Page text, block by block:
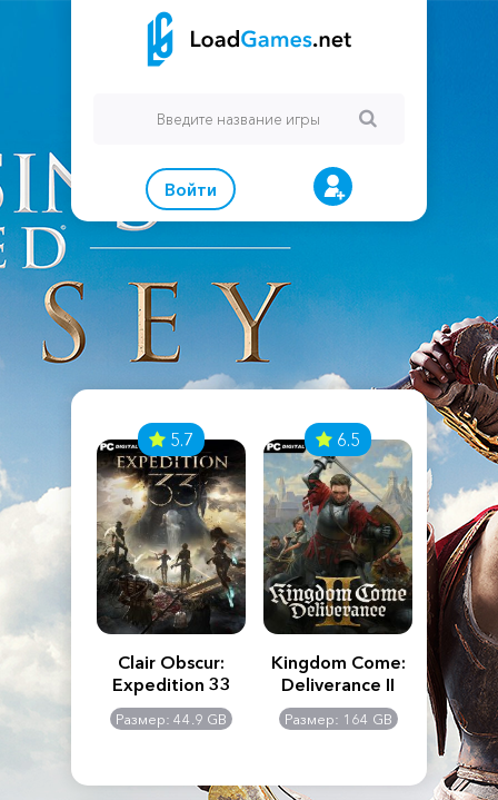
Войти
Creed
5.7
Clair Obscur:
Expedition 33
Размер: 44.9 GB
6.5
Kingdom Come:
Deliverance II
Размер: 164 GB
The